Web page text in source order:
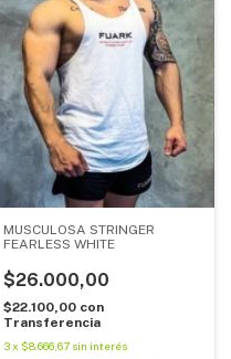
MUSCULOSA STRINGER
FEARLESS WHITE
$26.000,00
$22.100,00 con
Transferencia
3 x $8.666,67 sin interés